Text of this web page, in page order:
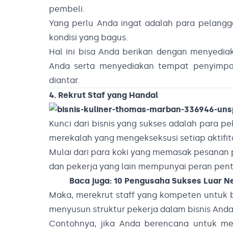
pembeli.
Yang perlu Anda ingat adalah para
kondisi yang bagus.
Hal ini bisa Anda berikan dengan
Anda serta menyediakan tempat
diantar.
4. Rekrut Staf yang Handal
Kunci dari bisnis yang sukses adalah para
merekalah yang mengekseksusi setiap
Mulai dari para koki yang memasak pesanan
dan pekerja yang lain mempunyai peran
Baca juga: 10 Pengusaha Sukses Luar
Maka, merekrut staff yang kompeten untuk
menyusun struktur pekerja dalam bisnis
Contohnya, jika Anda berencana untuk